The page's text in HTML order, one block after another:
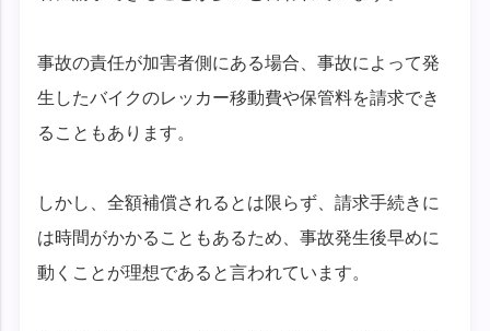
事故の責任が加害者側にある場合、事故によって発
生したバイクのレッカー移動費や保管料を請求でき
ることもあります。
しかし、全額補償されるとは限らず、請求手続きに
は時間がかかることもあるため、事故発生後早めに
動くことが理想であると言われています。